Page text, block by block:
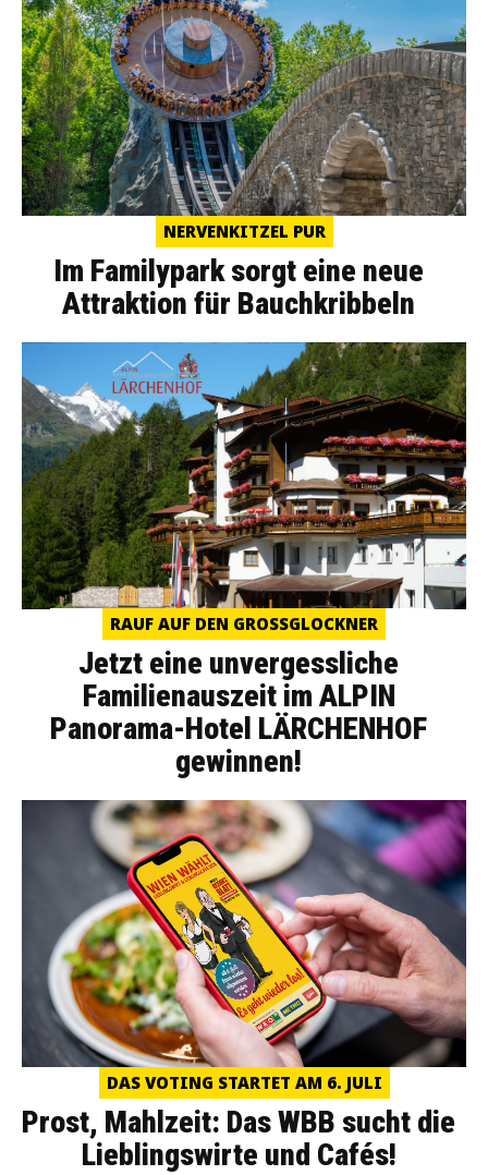
NERVENKITZEL PUR
Im Familypark sorgt eine neue
Attraktion für Bauchkribbeln
RAUF AUF DEN GROSSGLOCKNER
Jetzt eine unvergessliche
Familienauszeit im ALPIN
Panorama-Hotel LÄRCHENHOF
gewinnen!
DAS VOTING STARTET AM 6. JULI
Prost, Mahlzeit: Das WBB sucht die
Lieblingswirte und Cafés!